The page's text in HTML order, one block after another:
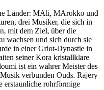
Länder: MAli, MArokko und
drei Musiker, die sich in
mit dem Ziel, über die
wachsen und sich durch sie
in einer Griot-Dynastie in
seiner Kora kristallklare
ist ein wahrer Meister des
verbunden Ouds. Rajery
erstaunliche rohrförmige